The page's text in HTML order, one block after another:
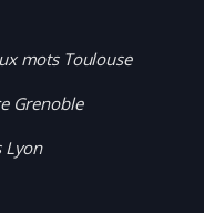
mots Toulouse
Grenoble
Lyon